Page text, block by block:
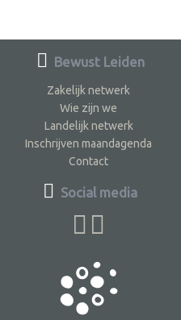
Bewust Leiden
Zakelijk netwerk
Wie zijn we
Landelijk netwerk
Inschrijven maandagenda
Contact
Social media